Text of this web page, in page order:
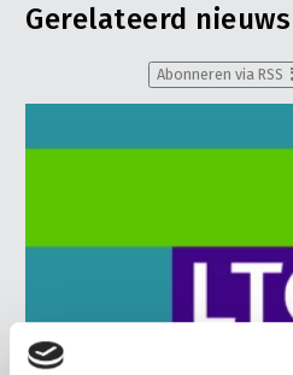
Gerelateerd nieuws
Abonneren via RSS